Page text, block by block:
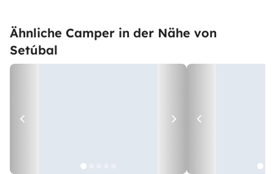
Ähnliche Camper in der Nähe von
Setúbal